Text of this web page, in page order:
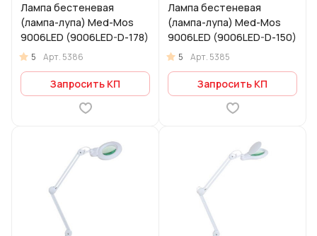
Лампа бестеневая
(лампа-лупа) Med-Mos
9006LED (9006LED-D-178)
5 Арт. 5386
Запросить КП
Лампа бестеневая
(лампа-лупа) Med-Mos
9006LED (9006LED-D-150)
5 Арт. 5385
Запросить КП